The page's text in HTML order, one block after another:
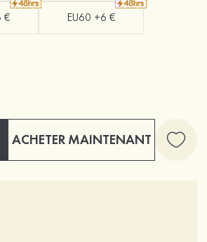
€ EU60 +6 €
ACHETER MAINTENANT